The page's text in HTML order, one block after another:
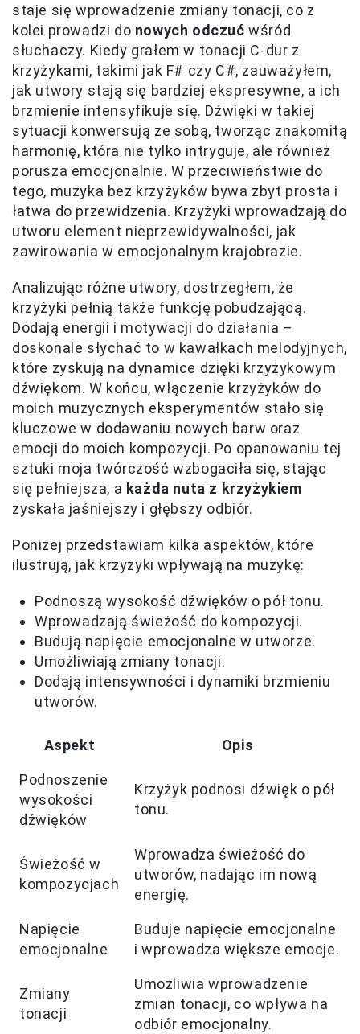
staje się wprowadzenie zmiany tonacji, co z
kolei prowadzi do nowych odczuć wśród
słuchaczy. Kiedy grałem w tonacji C-dur z
krzyżykami, takimi jak F# czy C#, zauważyłem,
jak utwory stają się bardziej ekspresywne, a ich
brzmienie intensyfikuje się. Dźwięki w takiej
sytuacji konwersują ze sobą, tworząc znakomitą
harmonię, która nie tylko intryguje, ale również
porusza emocjonalnie. W przeciwieństwie do
tego, muzyka bez krzyżyków bywa zbyt prosta i
łatwa do przewidzenia. Krzyżyki wprowadzają do
utworu element nieprzewidywalności, jak
zawirowania w emocjonalnym krajobrazie.
Analizując różne utwory, dostrzegłem, że
krzyżyki pełnią także funkcję pobudzającą.
Dodają energii i motywacji do działania –
doskonale słychać to w kawałkach melodyjnych,
które zyskują na dynamice dzięki krzyżykowym
dźwiękom. W końcu, włączenie krzyżyków do
moich muzycznych eksperymentów stało się
kluczowe w dodawaniu nowych barw oraz
emocji do moich kompozycji. Po opanowaniu tej
sztuki moja twórczość wzbogaciła się, stając
się pełniejsza, a każda nuta z krzyżykiem
zyskała jaśniejszy i głębszy odbiór.
Poniżej przedstawiam kilka aspektów, które
ilustrują, jak krzyżyki wpływają na muzykę:
Podnoszą wysokość dźwięków o pół tonu.
Wprowadzają świeżość do kompozycji.
Budują napięcie emocjonalne w utworze.
Umożliwiają zmiany tonacji.
Dodają intensywności i dynamiki brzmieniu
utworów.
Aspekt Opis
Podnoszenie
wysokości
dźwięków
Krzyżyk podnosi dźwięk o pół
tonu.
Świeżość w
kompozycjach
Wprowadza świeżość do
utworów, nadając im nową
energię.
Napięcie
emocjonalne
Buduje napięcie emocjonalne
i wprowadza większe emocje.
Zmiany
tonacji
Umożliwia wprowadzenie
zmian tonacji, co wpływa na
odbiór emocjonalny.